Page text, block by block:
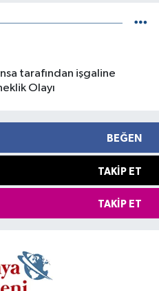
tarafından işgaline
Olayı
BEĞEN
TAKIP ET
TAKIP ET